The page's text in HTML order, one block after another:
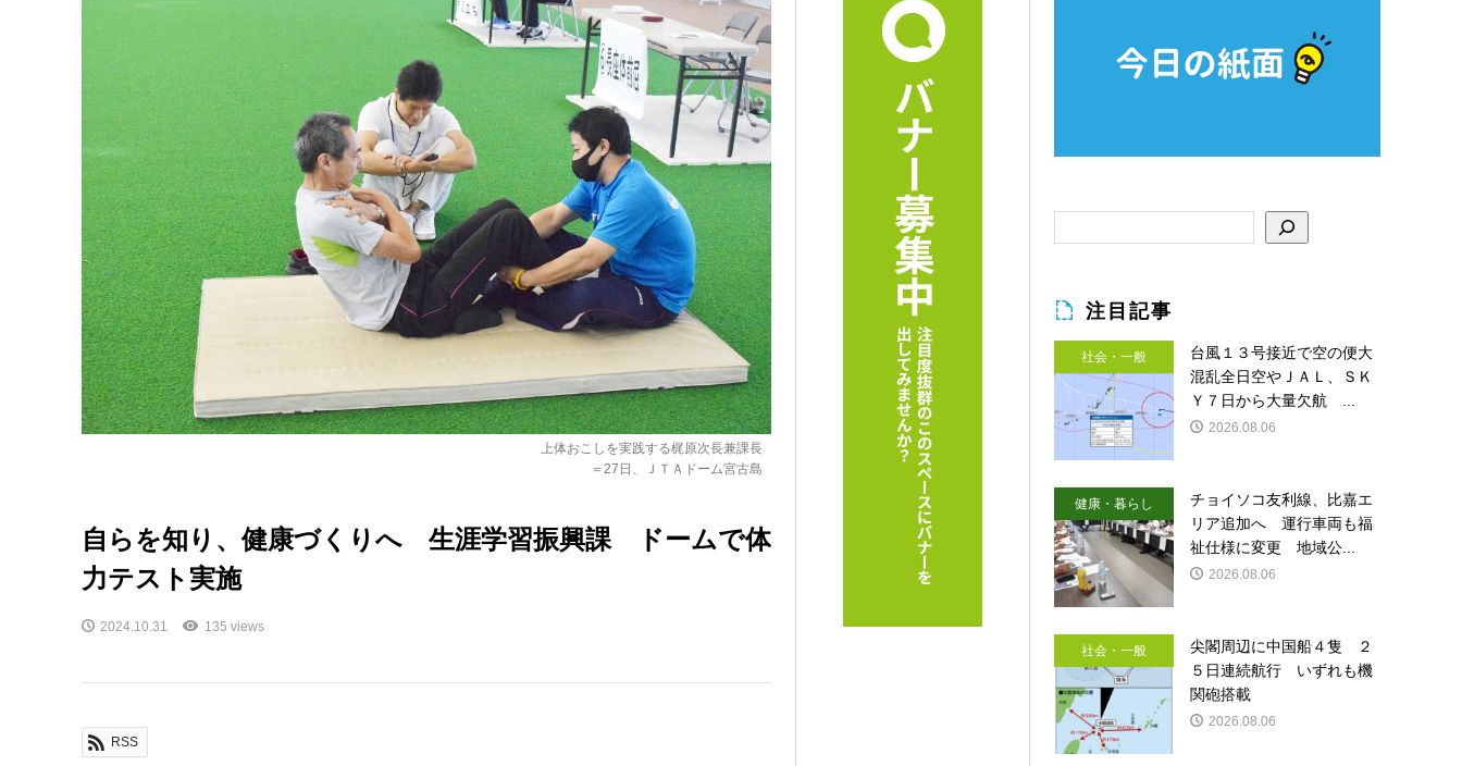
上体おこしを実践する梶原次長兼課長
＝27日、ＪＴＡドーム宮古島
自らを知り、健康づくりへ 生涯学習振興課 ドームで体
力テスト実施
2024.10.31 135 views
RSS
注目記事
社会・一般
台風１３号接近で空の便大
混乱全日空やＪＡＬ、ＳＫ
Ｙ７日から大量欠航 ...
2026.08.06
健康・暮らし
チョイソコ友利線、比嘉エ
リア追加へ 運行車両も福
祉仕様に変更 地域公...
2026.08.06
社会・一般
尖閣周辺に中国船４隻 ２
５日連続航行 いずれも機
関砲搭載
2026.08.06